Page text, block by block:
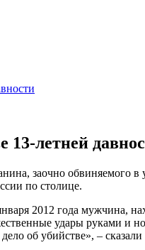
летней
заочно
по столице.
2012 года мужчина,
удары руками и
об убийстве», – сказали